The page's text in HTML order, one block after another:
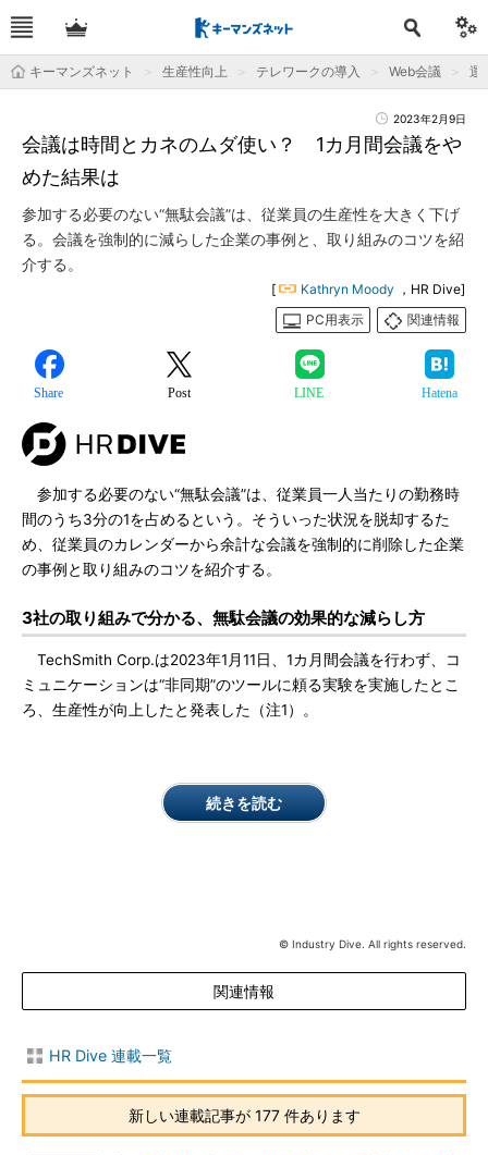
キーマンズネット 生産性向上 テレワークの導入 Web会議 運
2023年2月9日
会議は時間とカネのムダ使い？ 1カ月間会議をや
めた結果は
参加する必要のない“無駄会議”は、従業員の生産性を大きく下げ
る。会議を強制的に減らした企業の事例と、取り組みのコツを紹
介する。
[ Kathryn Moody ，HR Dive]
PC用表示
関連情報
Share Post LINE Hatena
参加する必要のない“無駄会議”は、従業員一人当たりの勤務時
間のうち3分の1を占めるという。そういった状況を脱却するた
め、従業員のカレンダーから余計な会議を強制的に削除した企業
の事例と取り組みのコツを紹介する。
3社の取り組みで分かる、無駄会議の効果的な減らし方
TechSmith Corp.は2023年1月11日、1カ月間会議を行わず、コ
ミュニケーションは“非同期”のツールに頼る実験を実施したとこ
ろ、生産性が向上したと発表した（注1）。
続きを読む
© Industry Dive. All rights reserved.
関連情報
HR Dive 連載一覧
新しい連載記事が 177 件あります